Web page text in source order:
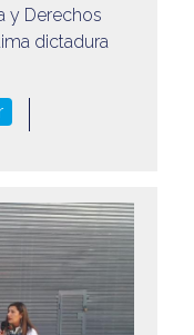
y Derechos
dictadura